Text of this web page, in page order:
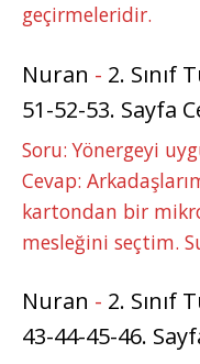
geçirmeleridir.
Nuran - 2. Sınıf
51-52-53. Sayfa
Soru: Yönergeyi
Cevap:
kartondan bir
mesleğini seçtim.
Nuran - 2. Sınıf
43-44-45-46.